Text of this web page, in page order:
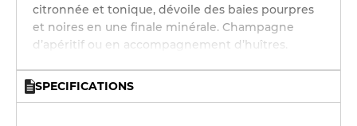
citronnée et tonique, dévoile des baies pourpres
et noires en une finale minérale. Champagne
d’apéritif ou en accompagnement d’huîtres.
SPECIFICATIONS